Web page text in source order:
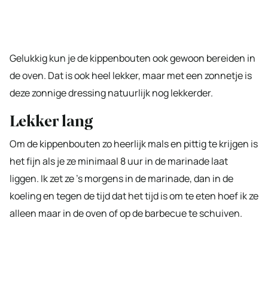
Gelukkig kun je de kippenbouten ook gewoon bereiden in
de oven. Dat is ook heel lekker, maar met een zonnetje is
deze zonnige dressing natuurlijk nog lekkerder.
Lekker lang
Om de kippenbouten zo heerlijk mals en pittig te krijgen is
het fijn als je ze minimaal 8 uur in de marinade laat
liggen. Ik zet ze ’s morgens in de marinade, dan in de
koeling en tegen de tijd dat het tijd is om te eten hoef ik ze
alleen maar in de oven of op de barbecue te schuiven.